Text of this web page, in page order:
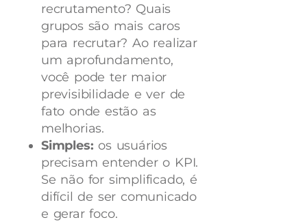
recrutamento? Quais
grupos são mais caros
para recrutar? Ao realizar
um aprofundamento,
você pode ter maior
previsibilidade e ver de
fato onde estão as
melhorias.
Simples: os usuários
precisam entender o KPI.
Se não for simplificado, é
difícil de ser comunicado
e gerar foco.